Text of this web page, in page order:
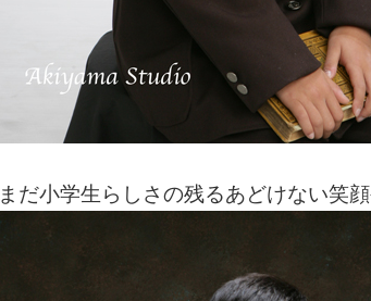
まだ小学生らしさの残るあどけない笑